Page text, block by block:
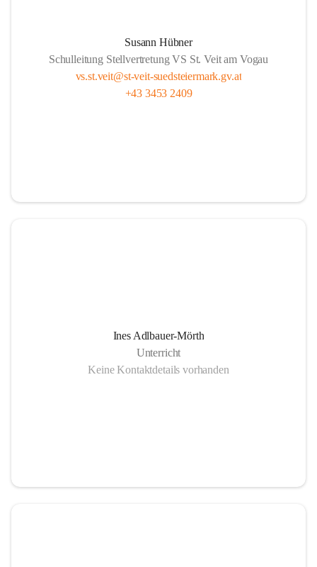
Susann Hübner
Schulleitung Stellvertretung VS St. Veit am Vogau
vs.st.veit@st-veit-suedsteiermark.gv.at
+43 3453 2409
Ines Adlbauer-Mörth
Unterricht
Keine Kontaktdetails vorhanden